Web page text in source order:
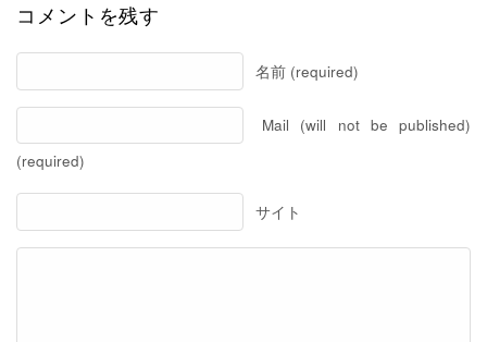
コメントを残す
名前 (required)
Mail (will not be published)
(required)
サイト